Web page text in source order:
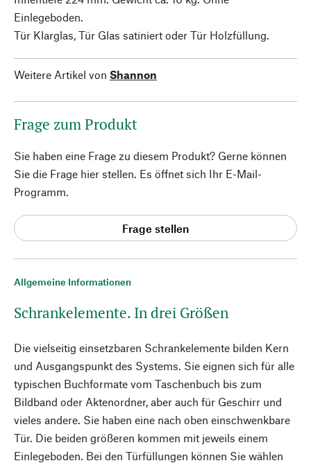
Allgemeine Informationen
Schrankelemente. In drei Größen
Die vielseitig einsetzbaren Schrankelemente bilden Kern
und Ausgangspunkt des Systems. Sie eignen sich für alle
typischen Buchformate vom Taschenbuch bis zum
Bildband oder Aktenordner, aber auch für Geschirr und
vieles andere. Sie haben eine nach oben einschwenkbare
Tür. Die beiden größeren kommen mit jeweils einem
Einlegeboden. Bei den Türfüllungen können Sie wählen
Einlegeboden.
Tür Klarglas, Tür Glas satiniert oder Tür Holzfüllung.
Weitere Artikel von Shannon
Frage zum Produkt
Sie haben eine Frage zu diesem Produkt? Gerne können
Sie die Frage hier stellen. Es öffnet sich Ihr E-Mail-
Programm.
Frage stellen